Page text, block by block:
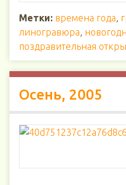
Метки: времена года,
линогравюра,
поздравительная
Осень, 2005